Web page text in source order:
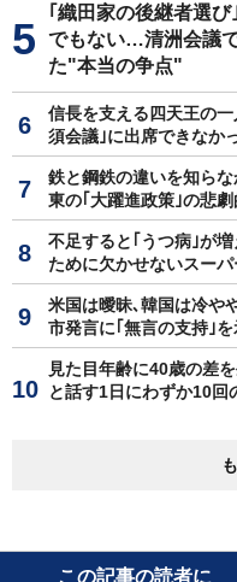
｢織田家の後継者選
でもない…清洲会議
た"本当の争点"
信長を支える四天王の
須会議｣に出席できなか
鉄と鋼鉄の違いを知ら
東の｢大躍進政策｣の悲
不足すると｢うつ病｣が
ために欠かせないスー
米国は曖昧､韓国は冷や
市発言に｢無言の支持｣
見た目年齢に40歳の差
と話す1日にわずか10回
この記事の読者に